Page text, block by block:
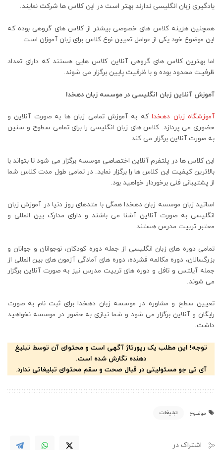
یادگیری زبان انگلیسی ندارند بهتر است در این کلاس ها شرکت نمایند.
همچنین هزینه کلاس های خصوصی بیشتر از کلاس های گروهی بوده که
این موضوع خود یکی از عوامل تعیین نوع کلاس برای زبان آموزان است.
اما بهترین کلاس های گروهی آنلاین کلاس هایی هستند که دارای تعداد
ظرفیت محدود بوده و با ظرفیت پایین برگزار می شوند.
آموزش آنلاین زبان انگلیسی در موسسه زبان دهخدا
آموزشگاه زبان دهخداکه به آموزش تمامی زبان ها به صورت آنلاین و
حضوری می پردازد. کلاس های زبان انگلیسی را برای تمامی سطوح و سنین
به صورت آنلاین برگزار می کند.
این کلاس ها در پلتفرم آنلاین اختصاصی موسسه برگزار می شود تا بتواند با
بالاترین کیفیت این کلاس ها را برگزار نماید. در تمامی طول مدت کلاس شما
از پشتیبانی فنی برخوردار خواهید بود.
اساتید زبان موسسه زبان دهخدا همگی با متدهای روز دنیا در آموزش زبان
انگلیسی به صورت آنلاین آشنا می باشند و دارای مدارک بین المللی و
معتبر تربیت مدرس هستند.
تمامی دوره های زبان انگلیسی از جمله دوره کودکان، نوجوانان و جوانان و
بزرگسالان، دوره مکالمه فشرده، دوره های آمادگی آزمون های بین المللی از
جمله آیلتس و تافل و دوره های تربیت مدرس نیز به صورت آنلاین برگزار
می شوند.
تعیین سطح و مشاوره در موسسه زبان دهخدا برای ثبت نام به صورت
رایگان و آنلاین برگزار می شود و شما نیازی به حضور در موسسه نخواهید
داشت.
توجه! این مطلب یک رپورتاژ آگهی است و محتوای آن توسط تبلیغ
دهنده نگارش شده است.
آی تی جو مسئولیتی در قبال صحت و سقم محتوای تبلیغاتی ندارد.
موضوع تبلیغات
اشتراک در